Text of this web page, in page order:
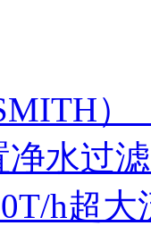
）
水过
h超